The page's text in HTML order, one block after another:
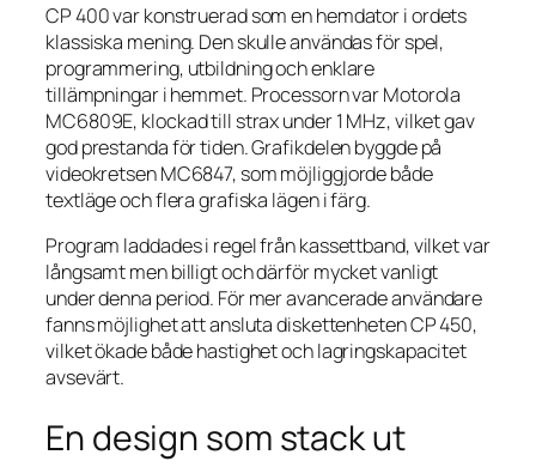
CP 400 var konstruerad som en hemdator i ordets
klassiska mening. Den skulle användas för spel,
programmering, utbildning och enklare
tillämpningar i hemmet. Processorn var Motorola
MC6809E, klockad till strax under 1 MHz, vilket gav
god prestanda för tiden. Grafikdelen byggde på
videokretsen MC6847, som möjliggjorde både
textläge och flera grafiska lägen i färg.
Program laddades i regel från kassettband, vilket var
långsamt men billigt och därför mycket vanligt
under denna period. För mer avancerade användare
fanns möjlighet att ansluta diskettenheten CP 450,
vilket ökade både hastighet och lagringskapacitet
avsevärt.
En design som stack ut